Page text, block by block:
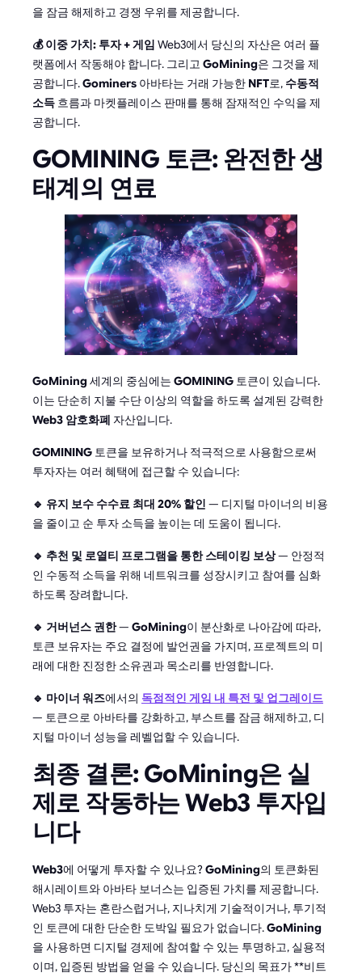
을 잠금 해제하고 경쟁 우위를 제공합니다.
💰 이중 가치: 투자 + 게임 Web3에서 당신의 자산은 여러 플
랫폼에서 작동해야 합니다. 그리고 GoMining은 그것을 제
공합니다.Gominers 아바타는 거래 가능한 NFT로, 수동적
소득 흐름과 마켓플레이스 판매를 통해 잠재적인 수익을 제
공합니다.
GOMINING 토큰: 완전한 생
태계의 연료
GoMining세계의 중심에는 GOMINING 토큰이 있습니다.
이는 단순히 지불 수단 이상의 역할을 하도록 설계된 강력한
Web3 암호화폐 자산입니다.
GOMINING 토큰을 보유하거나 적극적으로 사용함으로써
투자자는 여러 혜택에 접근할 수 있습니다:
🔹 유지 보수 수수료 최대 20% 할인 — 디지털 마이너의 비용
을 줄이고 순 투자 소득을 높이는 데 도움이 됩니다.
🔹 추천 및 로열티 프로그램을 통한 스테이킹 보상— 안정적
인 수동적 소득을 위해 네트워크를 성장시키고 참여를 심화
하도록 장려합니다.
🔹 거버넌스 권한— GoMining이 분산화로 나아감에 따라,
토큰 보유자는 주요 결정에 발언권을 가지며, 프로젝트의 미
래에 대한 진정한 소유권과 목소리를 반영합니다.
🔹 마이너 워즈에서의 독점적인 게임 내 특전 및 업그레이드
— 토큰으로 아바타를 강화하고, 부스트를 잠금 해제하고, 디
지털 마이너 성능을 레벨업할 수 있습니다.
최종 결론: GoMining은 실
제로 작동하는 Web3 투자입
니다
Web3에 어떻게 투자할 수 있나요?GoMining의 토큰화된
해시레이트와 아바타 보너스는 입증된 가치를 제공합니다.
Web3 투자는 혼란스럽거나, 지나치게 기술적이거나, 투기적
인 토큰에 대한 단순한 도박일 필요가 없습니다.GoMining
을 사용하면 디지털 경제에 참여할 수 있는 투명하고, 실용적
이며, 입증된 방법을 얻을 수 있습니다. 당신의 목표가 **비트